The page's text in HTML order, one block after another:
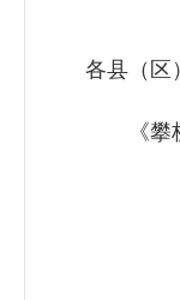
各县（区
《攀枝